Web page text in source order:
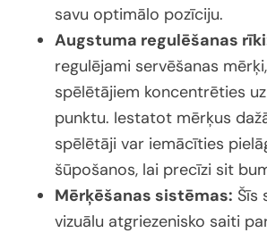
savu optimālo pozīciju.
Augstuma regulēšanas
regulējami servēšanas
spēlētājiem koncentrēties
punktu. Iestatot mērķus
spēlētāji var iemācīties
šūpošanos, lai precīzi sit
Mērķēšanas sistēmas: Šīs
vizuālu atgriezenisko saiti